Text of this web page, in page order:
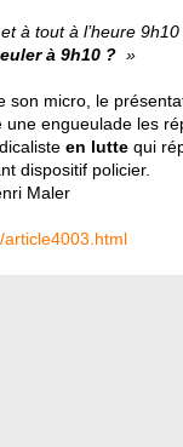
à tout à l’heure 9h10
à 9h10 ? »
son micro, le
une engueulade les
en lutte qui
dispositif policier.
Maler
article4003.html